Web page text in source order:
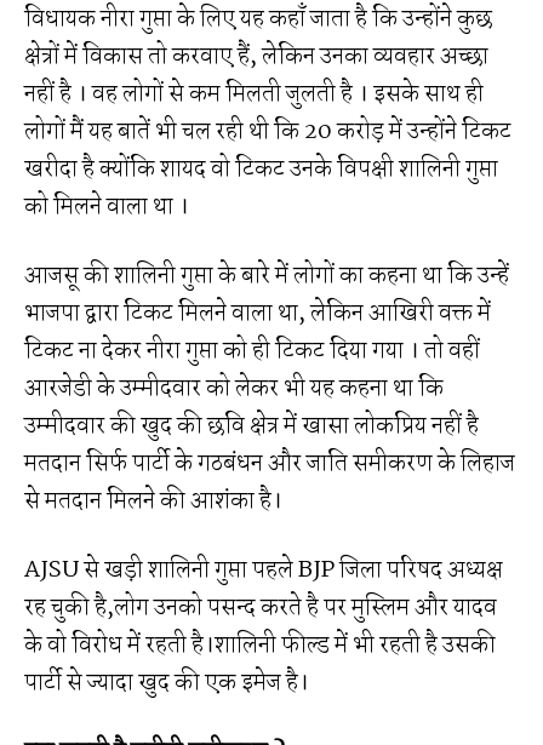
विधायक नीरा गुप्ता के लिए यह कहाँ जाता है कि उन्होंने कुछ
क्षेत्रों में विकास तो करवाए हैं, लेकिन उनका व्यवहार अच्छा
नहीं है । वह लोगों से कम मिलती जुलती है । इसके साथ ही
लोगों मैं यह बातें भी चल रही थी कि 20 करोड़ में उन्होंने टिकट
खरीदा है क्योंकि शायद वो टिकट उनके विपक्षी शालिनी गुप्ता
को मिलने वाला था ।
आजसू की शालिनी गुप्ता के बारे में लोगों का कहना था कि उन्हें
भाजपा द्वारा टिकट मिलने वाला था, लेकिन आखिरी वक्त में
टिकट ना देकर नीरा गुप्ता को ही टिकट दिया गया । तो वहीं
आरजेडी के उम्मीदवार को लेकर भी यह कहना था कि
उम्मीदवार की खुद की छवि क्षेत्र में खासा लोकप्रिय नहीं है
मतदान सिर्फ पार्टी के गठबंधन और जाति समीकरण के लिहाज
से मतदान मिलने की आशंका है।
AJSU से खड़ी शालिनी गुप्ता पहले BJP जिला परिषद अध्यक्ष
रह चुकी है,लोग उनको पसन्द करते है पर मुस्लिम और यादव
के वो विरोध में रहती है।शालिनी फील्ड में भी रहती है उसकी
पार्टी से ज्यादा खुद की एक इमेज है।